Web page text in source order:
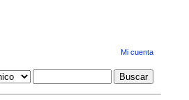
Mi cuenta